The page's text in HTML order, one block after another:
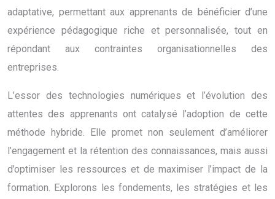
adaptative, permettant aux apprenants de bénéficier d’une
expérience pédagogique riche et personnalisée, tout en
répondant aux contraintes organisationnelles des
entreprises.
L’essor des technologies numériques et l’évolution des
attentes des apprenants ont catalysé l’adoption de cette
méthode hybride. Elle promet non seulement d’améliorer
l’engagement et la rétention des connaissances, mais aussi
d’optimiser les ressources et de maximiser l’impact de la
formation. Explorons les fondements, les stratégies et les